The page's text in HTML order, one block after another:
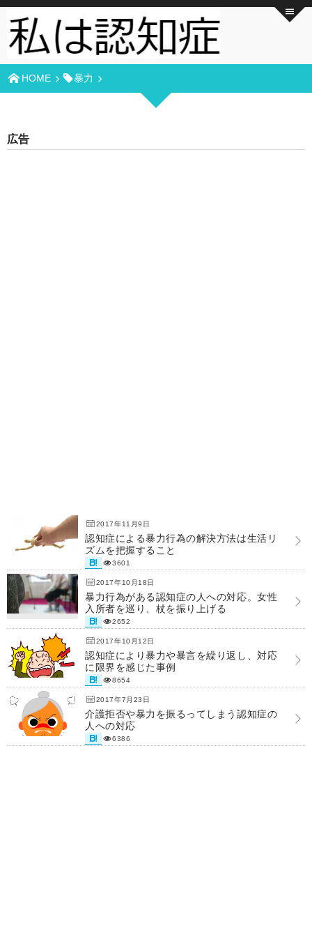
HOME 暴力
広告
2017年11月9日
認知症による暴力行為の解決方法は生活リ
ズムを把握すること
3601
2017年10月18日
暴力行為がある認知症の人への対応。女性
入所者を巡り、杖を振り上げる
2652
2017年10月12日
認知症により暴力や暴言を繰り返し、対応
に限界を感じた事例
8654
2017年7月23日
介護拒否や暴力を振るってしまう認知症の
人への対応
6386